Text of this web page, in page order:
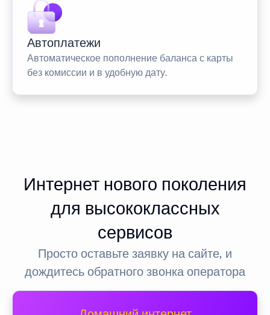
Автоплатежи
Автоматическое пополнение баланса с карты
без комиссии и в удобную дату.
Интернет нового поколения
для высококлассных
сервисов
Просто оставьте заявку на сайте, и
дождитесь обратного звонка оператора